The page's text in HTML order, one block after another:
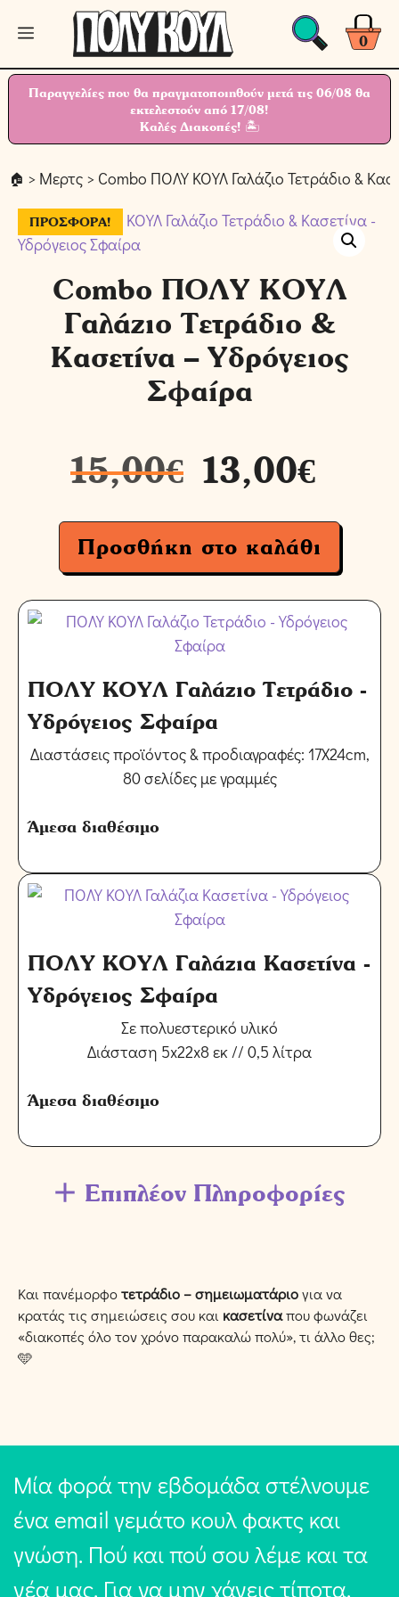
Μετάβαση
περιεχόμενο
0
Μενού
Παραγγελίες που θα πραγματοποιηθούν μετά τις 06/08 θα
εκτελεστούν από 17/08!
Καλές Διακοπές! 🏝
> Μερτς > Combo ΠΟΛΥ ΚΟΥΛ Γαλάζιο Τετράδιο &
ΠΡΟΣΦΟΡΆ!
Combo ΠΟΛΥ ΚΟΥΛ
Γαλάζιο Τετράδιο &
Κασετίνα – Υδρόγειος
Σφαίρα
15,00€ 13,00€
Προσθήκη στο καλάθι
ΠΟΛΥ ΚΟΥΛ Γαλάζιο Τετράδιο -
Υδρόγειος Σφαίρα
Διαστάσεις προϊόντος & προδιαγραφές: 17Χ24cm,
80 σελίδες με γραμμές
Άμεσα διαθέσιμο
ΠΟΛΥ ΚΟΥΛ Γαλάζια Κασετίνα -
Υδρόγειος Σφαίρα
Σε πολυεστερικό υλικό
Διάσταση 5x22x8 εκ // 0,5 λίτρα
Άμεσα διαθέσιμο
Επιπλέον Πληροφορίες
Και πανέμορφοτετράδιο – σημειωματάριογια να
κρατάς τις σημειώσεις σου και κασετίναπου φωνάζει
«διακοπές όλο τον χρόνο παρακαλώ πολύ», τι άλλο θες;
🩵
Μία φορά την εβδομάδα στέλνουμε
ένα email γεμάτο κουλ φακτς και
γνώση. Πού και πού σου λέμε και τα
νέα μας. Για να μην χάνεις τίποτα,